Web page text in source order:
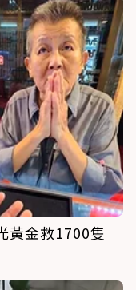
黃金救1700隻